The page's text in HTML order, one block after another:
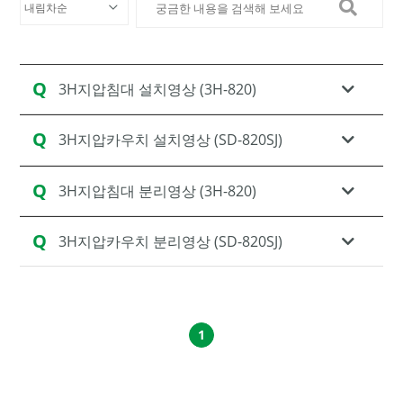
Q 3H지압침대 설치영상 (3H-820)
Q 3H지압카우치 설치영상 (SD-820SJ)
Q 3H지압침대 분리영상 (3H-820)
Q 3H지압카우치 분리영상 (SD-820SJ)
1